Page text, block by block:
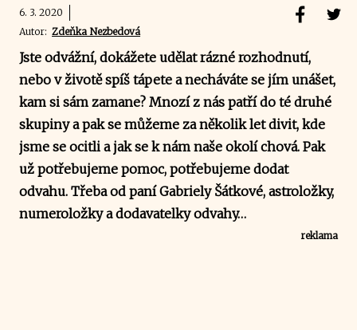
6. 3. 2020
Autor: Zdeňka Nezbedová
Jste odvážní, dokážete udělat rázné rozhodnutí,
nebo v životě spíš tápete a necháváte se jím unášet,
kam si sám zamane? Mnozí z nás patří do té druhé
skupiny a pak se můžeme za několik let divit, kde
jsme se ocitli a jak se k nám naše okolí chová. Pak
už potřebujeme pomoc, potřebujeme dodat
odvahu. Třeba od paní Gabriely Šátkové, astroložky,
numeroložky a dodavatelky odvahy…
reklama